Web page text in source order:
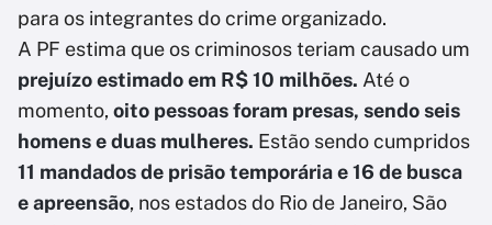
para os integrantes do crime organizado.
A PF estima que os criminosos teriam causado um
prejuízo estimado em R$ 10 milhões. Até o
momento, oito pessoas foram presas, sendo seis
homens e duas mulheres. Estão sendo cumpridos
11 mandados de prisão temporária e 16 de busca
e apreensão, nos estados do Rio de Janeiro, São